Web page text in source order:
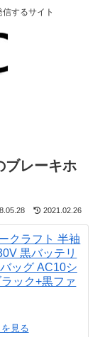
するサイト
ブレーキホ
2021.02.26
クラフト 半袖
黒バッテリ
ッグ AC10シ
ック+黒ファ
見る